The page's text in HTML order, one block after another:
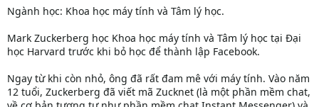
Ngành học: Khoa học máy tính và Tâm lý học.
Mark Zuckerberg học Khoa học máy tính và Tâm lý học tại Đại
học Harvard trước khi bỏ học để thành lập Facebook.
Ngay từ khi còn nhỏ, ông đã rất đam mê với máy tính. Vào năm
12 tuổi, Zuckerberg đã viết mã Zucknet (là một phần mềm chat,